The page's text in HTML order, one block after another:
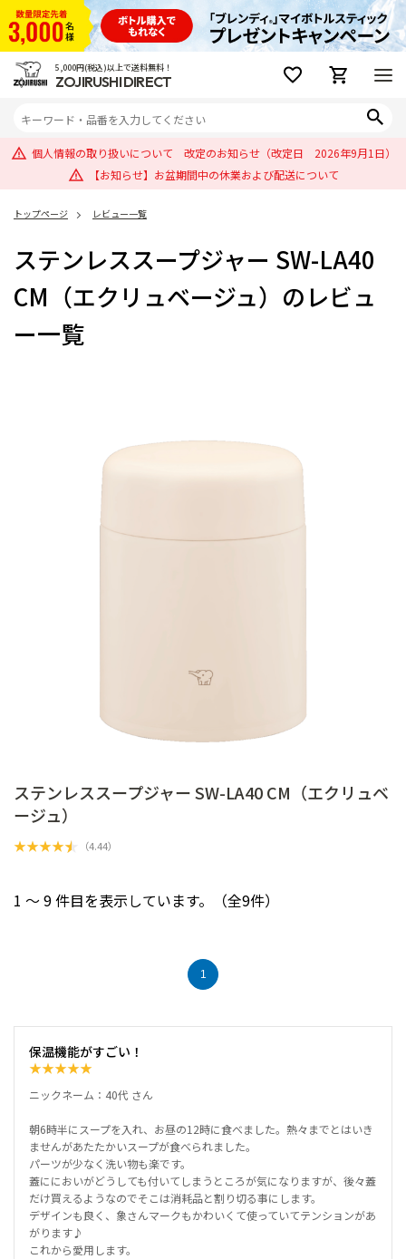
5,000円(税込)以上で送料無料！
ZOJIRUSHI DIRECT
個人情報の取り扱いについて 改定のお知らせ（改定日 2026年9月1日）
【お知らせ】お盆期間中の休業および配送について
トップページ レビュー一覧
ステンレススープジャー SW-LA40
CM（エクリュベージュ）のレビュ
ー一覧
ステンレススープジャー SW-LA40 CM（エクリュベ
ージュ）
★★★★★ （4.44）
1 ～ 9 件目を表示しています。（全9件）
1
保温機能がすごい！
★★★★★
ニックネーム：40代 さん
朝6時半にスープを入れ、お昼の12時に食べました。熱々までとはいき
ませんがあたたかいスープが食べられました。
パーツが少なく洗い物も楽です。
蓋ににおいがどうしても付いてしまうところが気になりますが、後々蓋
だけ買えるようなのでそこは消耗品と割り切る事にします。
デザインも良く、象さんマークもかわいくて使っていてテンションがあ
がります♪
これから愛用します。